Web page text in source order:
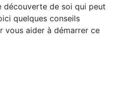
découverte de soi qui peut
quelques conseils
vous aider à démarrer ce